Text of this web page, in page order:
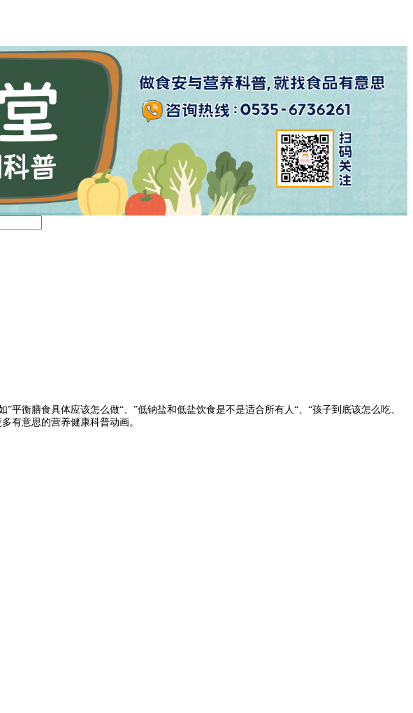
衡膳食具体应该怎么做“、”低钠盐和低盐饮食是不是适合所有人“、“孩子到底该怎么吃、
有意思的营养健康科普动画。